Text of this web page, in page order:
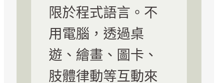
限於程式語言。不
用電腦，透過桌
遊、繪畫、圖卡、
肢體律動等互動來